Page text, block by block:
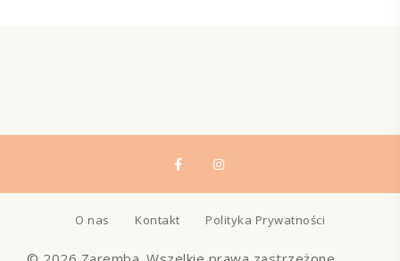
O nas Kontakt Polityka Prywatności